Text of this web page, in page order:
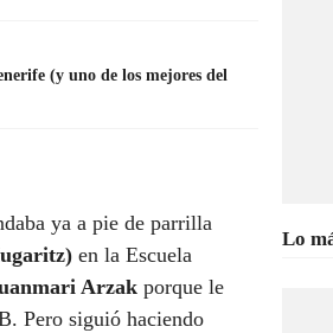
(y uno de los mejores del
ya a pie de parrilla
en la Escuela
Arzak porque le
Pero siguió haciendo
Lo